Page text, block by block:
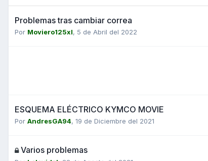
Problemas tras cambiar correa
Por Moviero125xl, 5 de Abril del 2022
ESQUEMA ELÉCTRICO KYMCO MOVIE
Por AndresGA94, 19 de Diciembre del 2021
Varios problemas